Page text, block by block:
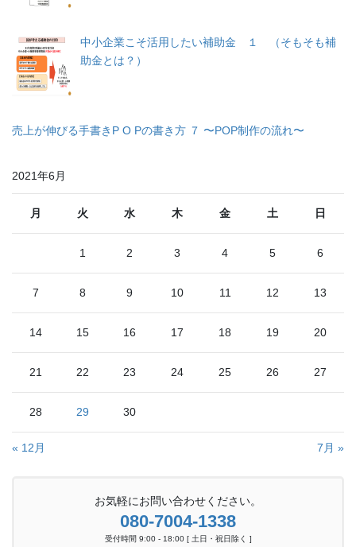
中小企業こそ活用したい補助金 １ （そもそも補
助金とは？）
売上が伸びる手書きP O Pの書き方 ７ 〜POP制作の流れ〜
2021年6月
月 火 水 木 金 土 日
1 2 3 4 5 6
7 8 9 10 11 12 13
14 15 16 17 18 19 20
21 22 23 24 25 26 27
28 29 30
« 12月 7月 »
お気軽にお問い合わせください。
080-7004-1338
受付時間 9:00 - 18:00 [ 土日・祝日除く ]